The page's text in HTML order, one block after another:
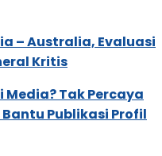
– Australia, Evaluasi
Kritis
Media? Tak Percaya
Publikasi Profil